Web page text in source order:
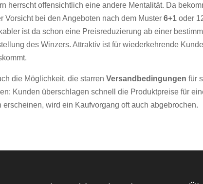
herrscht offensichtlich eine andere Mentalität. Da
Vorsicht bei den Angeboten nach dem Muster6+1 oder
ist da schon eine Preisreduzierung ab einer
des Winzers. Attraktiv ist für wiederkehrende
die Möglichkeit, die starrenVersandbedingungen für
Kunden überschlagen schnell die Produktpreise für
wird ein Kaufvorgang oft auch abgebrochen.